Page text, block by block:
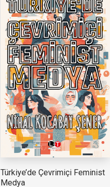
Türkiye’de Çevrimiçi Feminist
Medya